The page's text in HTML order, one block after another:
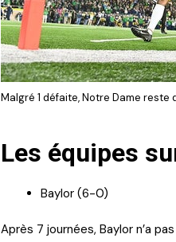
Malgré 1 défaite, Notre Dame
Les équipes
Baylor (6-0)
Après 7 journées, Baylor n’a